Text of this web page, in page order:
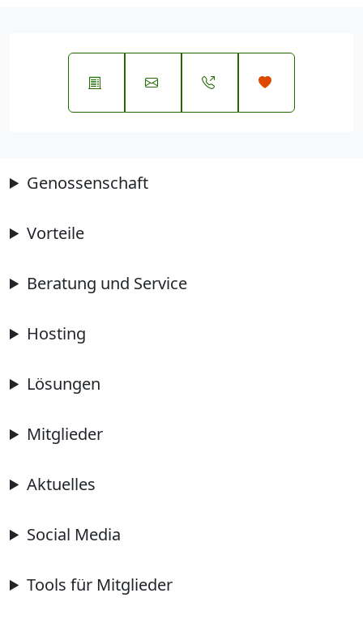
Genossenschaft
Vorteile
Beratung und Service
Hosting
Lösungen
Mitglieder
Aktuelles
Social Media
Tools für Mitglieder